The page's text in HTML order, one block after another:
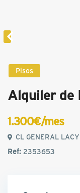
Pisos
Alquiler de
1.300€/mes
CL GENERAL
Ref:2353653